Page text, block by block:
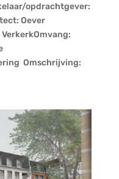
opdrachtgever:
Oever
Omschrijving: